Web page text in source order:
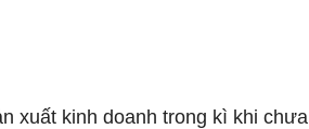
xuất kinh doanh trong kì khi chưa